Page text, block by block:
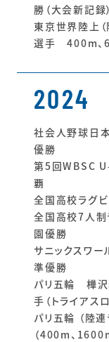
勝（大会新記録）
東京世界陸上（
選手 400m、6
2024
社会人野球日
優勝
第5回WBSC
覇
全国高校ラグ
全国高校7人
園優勝
サニックスワ
準優勝
パリ五輪 樺沢
手（トライアスロ
パリ五輪 （陸
（400m、